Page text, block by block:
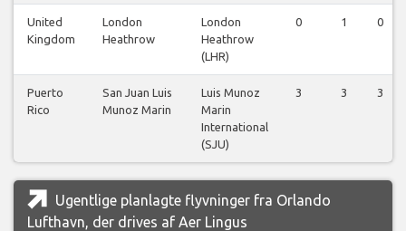
United
Kingdom
London
Heathrow
London
Heathrow
(LHR)
0 1 0
Puerto
Rico
San Juan Luis
Munoz Marin
Luis Munoz
Marin
International
(SJU)
3 3 3
Ugentlige planlagte flyvninger fra Orlando
Lufthavn, der drives af Aer Lingus